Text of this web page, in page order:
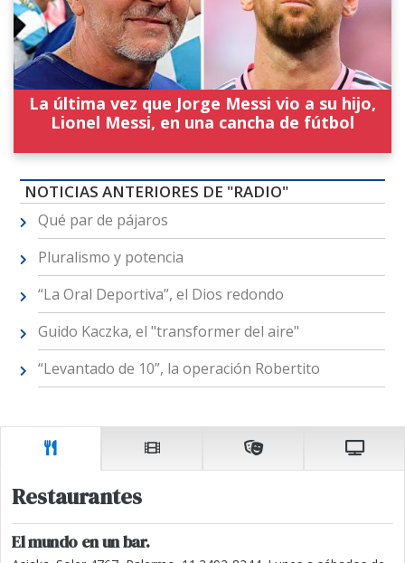
La última vez que Jorge Messi vio a su hijo,
Lionel Messi, en una cancha de fútbol
NOTICIAS ANTERIORES DE "RADIO"
Qué par de pájaros
Pluralismo y potencia
“La Oral Deportiva”, el Dios redondo
Guido Kaczka, el "transformer del aire"
“Levantado de 10”, la operación Robertito
Restaurantes
El mundo en un bar.